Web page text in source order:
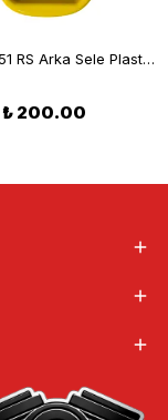
Mondial 151 RS Arka Sele Plastiği Sarı
₺ 200.00